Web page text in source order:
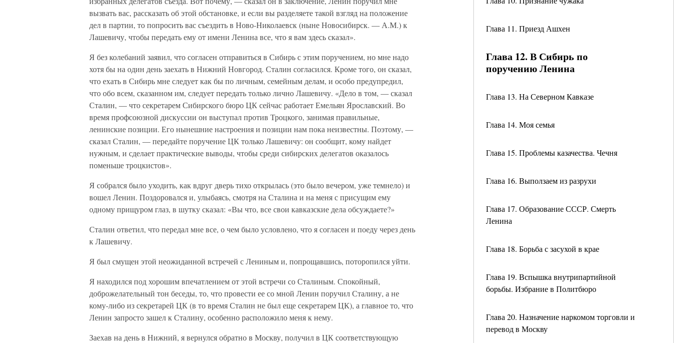
Глава 11. Приезд Ашхен
Глава 12. В Сибирь по
поручению Ленина
Глава 13. На Северном Кавказе
Глава 14. Моя семья
Глава 15. Проблемы казачества. Чечня
Глава 16. Выползаем из разрухи
Глава 17. Образование СССР. Смерть
Ленина
Глава 18. Борьба с засухой в крае
Глава 19. Вспышка внутрипартийной
борьбы. Избрание в Политбюро
Глава 20. Назначение наркомом торговли и
перевод в Москву
вызвать вас, рассказать об этой обстановке, и если вы разделяете такой взгляд на положение
дел в партии, то попросить вас съездить в Ново-Николаевск (ныне Новосибирск. — А.М.) к
Лашевичу, чтобы передать ему от имени Ленина все, что я вам здесь сказал».
Я без колебаний заявил, что согласен отправиться в Сибирь с этим поручением, но мне надо
хотя бы на один день заехать в Нижний Новгород. Сталин согласился. Кроме того, он сказал,
что ехать в Сибирь мне следует как бы по личным, семейным делам, и особо предупредил,
что обо всем, сказанном им, следует передать только лично Лашевичу. «Дело в том, — сказал
Сталин, — что секретарем Сибирского бюро ЦК сейчас работает Емельян Ярославский. Во
время профсоюзной дискуссии он выступал против Троцкого, занимая правильные,
ленинские позиции. Его нынешние настроения и позиции нам пока неизвестны. Поэтому, —
сказал Сталин, — передайте поручение ЦК только Лашевичу: он сообщит, кому найдет
нужным, и сделает практические выводы, чтобы среди сибирских делегатов оказалось
поменьше троцкистов».
Я собрался было уходить, как вдруг дверь тихо открылась (это было вечером, уже темнело) и
вошел Ленин. Поздоровался и, улыбаясь, смотря на Сталина и на меня с присущим ему
одному прищуром глаз, в шутку сказал: «Вы что, все свои кавказские дела обсуждаете?»
Сталин ответил, что передал мне все, о чем было условлено, что я согласен и поеду через день
к Лашевичу.
Я был смущен этой неожиданной встречей с Лениным и, попрощавшись, поторопился уйти.
Я находился под хорошим впечатлением от этой встречи со Сталиным. Спокойный,
доброжелательный тон беседы, то, что провести ее со мной Ленин поручил Сталину, а не
кому-либо из секретарей ЦК (в то время Сталин не был еще секретарем ЦК), а главное то, что
Ленин запросто зашел к Сталину, особенно расположило меня к нему.
Заехав на день в Нижний, я вернулся обратно в Москву, получил в ЦК соответствующую